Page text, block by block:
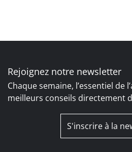
Rejoignez notre newsletter
Chaque semaine, l’essentiel de
meilleurs conseils directement
S'inscrire à la